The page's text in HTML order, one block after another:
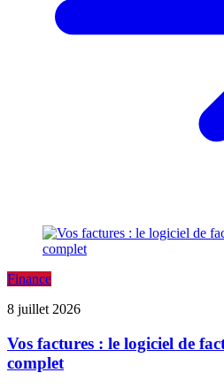
Finance
8 juillet 2026
Vos factures : le logiciel de
complet